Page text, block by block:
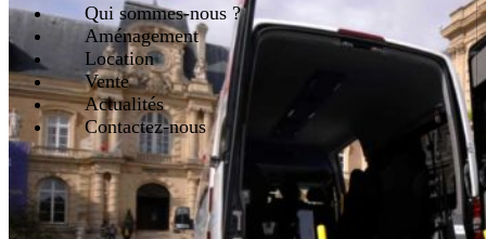
Qui sommes-nous ?
Aménagement
Location
Vente
Actualités
Contactez-nous
Open mobile menuClose mobile menu